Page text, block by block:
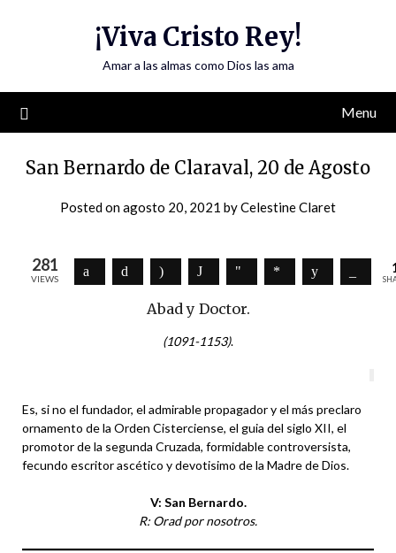
¡Viva Cristo Rey!
Amar a las almas como Dios las ama
Menu
San Bernardo de Claraval, 20 de Agosto
Posted onagosto 20, 2021 byCelestine Claret
281
VIEWS
Abad y Doctor.
(1091-1153).
Es, si no el fundador, el admirable propagador y el más preclaro
ornamento de la Orden Cisterciense, el guia del siglo XII, el
promotor de la segunda Cruzada, formidable controversista,
fecundo escritor ascético y devotisimo de la Madre de Dios.
V: San Bernardo.
R: Orad por nosotros.